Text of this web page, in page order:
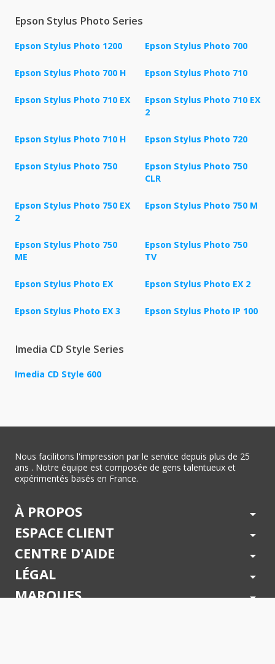
Epson Stylus Photo Series
Epson Stylus Photo 1200 Epson Stylus Photo 700
Epson Stylus Photo 700 H Epson Stylus Photo 710
Epson Stylus Photo 710 EX
Epson Stylus Photo 710 EX
2
Epson Stylus Photo 710 H Epson Stylus Photo 720
Epson Stylus Photo 750
Epson Stylus Photo 750
CLR
Epson Stylus Photo 750 EX
2
Epson Stylus Photo 750 M
Epson Stylus Photo 750
ME
Epson Stylus Photo 750
TV
Epson Stylus Photo EX Epson Stylus Photo EX 2
Epson Stylus Photo EX 3 Epson Stylus Photo IP 100
Imedia CD Style Series
Imedia CD Style 600
Nous facilitons l'impression par le service depuis plus de 25
ans . Notre équipe est composée de gens talentueux et
expérimentés basés en France.
À PROPOS arrow_drop_down
ESPACE CLIENT arrow_drop_down
CENTRE D'AIDE arrow_drop_down
LÉGAL arrow_drop_down
MARQUES arrow_drop_down